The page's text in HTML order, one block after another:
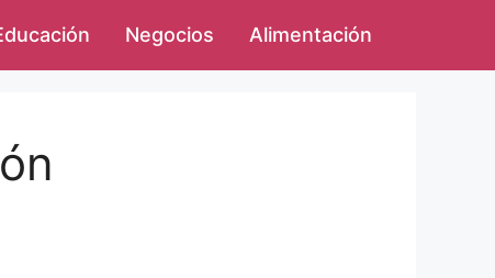
Negocios Alimentación